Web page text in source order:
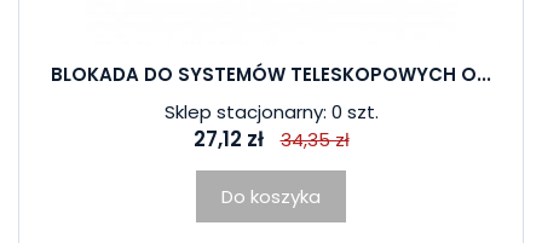
BLOKADA DO SYSTEMÓW TELESKOPOWYCH O...
Sklep stacjonarny: 0 szt.
27,12 zł 34,35 zł
Do koszyka